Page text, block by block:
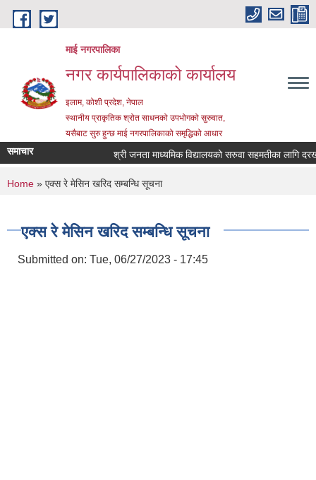
Skip to main content
माई नगरपालिका
नगर कार्यपालिकाको कार्यालय
इलाम, कोशी प्रदेश, नेपाल
स्थानीय प्राकृतिक श्रोत साधनको उपभोगको सुरुवात,
यसैबाट सुरु हुन्छ माई नगरपालिकाको समृद्धिको आधार
समाचार श्री जनता माध्यमिक विद्यालयको सरुवा सहमतीका लागि
You are here
Home » एक्स रे मेसिन खरिद सम्बन्धि सूचना
एक्स रे मेसिन खरिद सम्बन्धि सूचना
Submitted on: Tue, 06/27/2023 - 17:45